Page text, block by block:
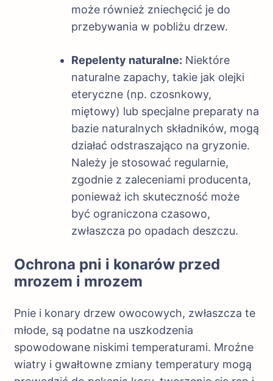
może również zniechęcić je do
przebywania w pobliżu drzew.
Repelenty naturalne: Niektóre
naturalne zapachy, takie jak olejki
eteryczne (np. czosnkowy,
miętowy) lub specjalne preparaty na
bazie naturalnych składników, mogą
działać odstraszająco na gryzonie.
Należy je stosować regularnie,
zgodnie z zaleceniami producenta,
ponieważ ich skuteczność może
być ograniczona czasowo,
zwłaszcza po opadach deszczu.
Ochrona pni i konarów przed
mrozem i mrozem
Pnie i konary drzew owocowych, zwłaszcza te
młode, są podatne na uszkodzenia
spowodowane niskimi temperaturami. Mroźne
wiatry i gwałtowne zmiany temperatury mogą